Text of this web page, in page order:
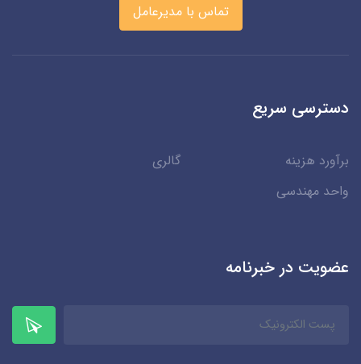
تماس با مدیرعامل
دسترسی سریع
برآورد هزینه
گالری
واحد مهندسی
عضویت در خبرنامه